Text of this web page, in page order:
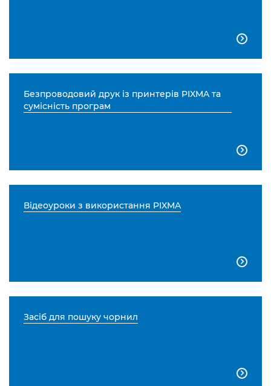

Безпроводовий друк із принтерів PIXMA та
сумісність програм

Відеоуроки з використання PIXMA

Засіб для пошуку чорнил
